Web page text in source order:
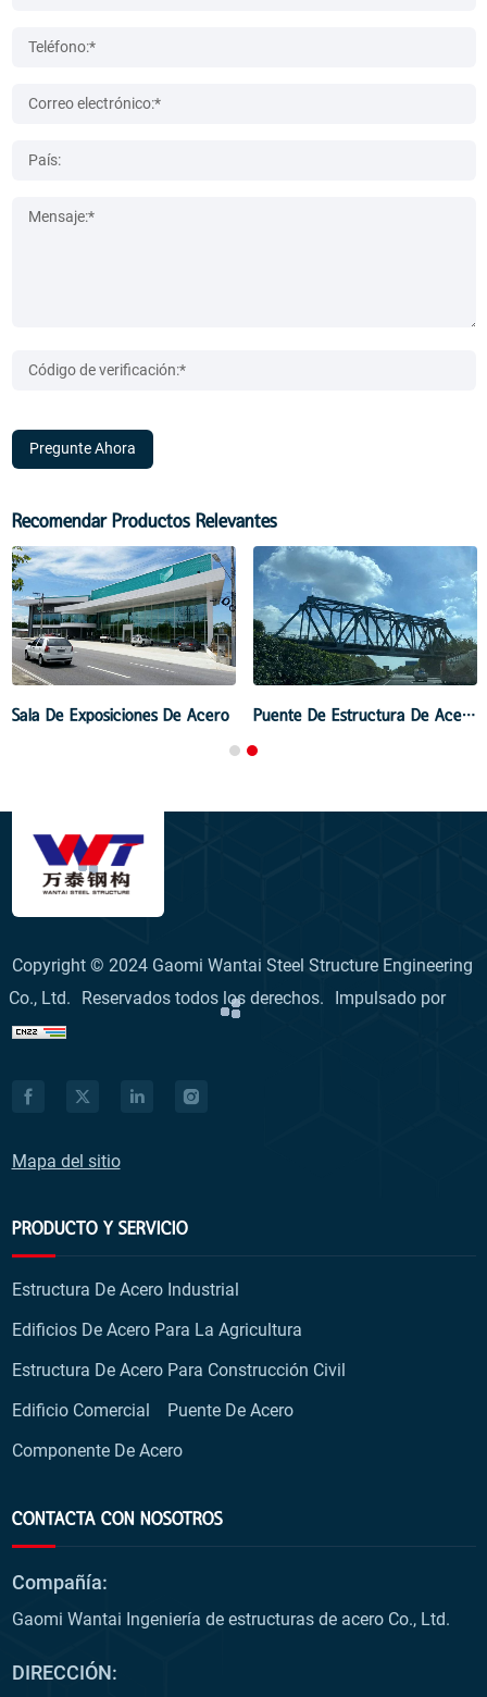
Pregunte Ahora
Recomendar Productos Relevantes
Hangar De Aeronaves Con Estructura De Acero Sala De Exposiciones De Acero
Copyright © 2024 Gaomi Wantai Steel Structure Engineering
Co., Ltd.
Reservados todos los derechos. Impulsado por
Mapa del sitio
PRODUCTO Y SERVICIO
Estructura De Acero Industrial
Edificios De Acero Para La Agricultura
Estructura De Acero Para Construcción Civil
Edificio Comercial
Puente De Acero
Componente De Acero
CONTACTA CON NOSOTROS
Compañía:
Gaomi Wantai Ingeniería de estructuras de acero Co., Ltd.
DIRECCIÓN: